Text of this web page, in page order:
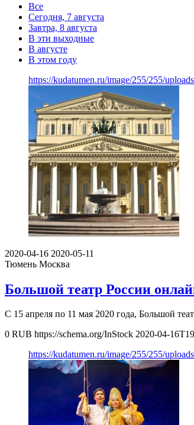
Все
Сегодня, 7 августа
Завтра, 8 августа
В эти выходные
В августе
В этом году
https://kudatumen.ru/image/255/255/
2020-04-16 2020-05-11
Тюмень Москва
Большой театр России
С 15 апреля по 11 мая 2020 года, Большой
0 RUB https://schema.org/InStock 2020-04-
https://kudatumen.ru/image/255/255/